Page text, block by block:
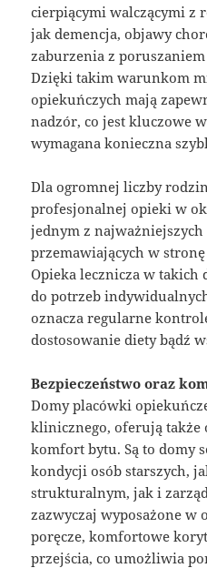
cierpiącymi walczącymi z
jak demencja, objawy
zaburzenia z
Dzięki takim warunkom
opiekuńczych mają
nadzór, co jest kluczowe
wymagana konieczna
Dla ogromnej liczby
profesjonalnej opieki w
jednym z
przemawiających w
Opieka lecznicza w takich
do potrzeb
oznacza regularne
dostosowanie diety bądź
Bezpieczeństwo oraz
Domy placówki
klinicznego, oferują także
komfort bytu. Są to domy
kondycji osób starszych,
strukturalnym, jak i
zazwyczaj wyposażone w
poręcze, komfortowe
przejścia, co umożliwia